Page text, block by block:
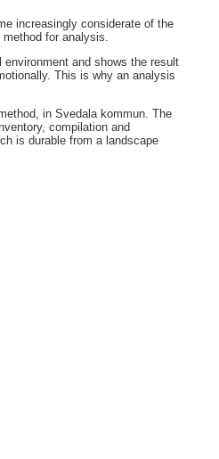
increasingly considerate of the
for analysis.
and shows the result
This is why an analysis
in Svedala kommun. The
compilation and
is durable from a landscape